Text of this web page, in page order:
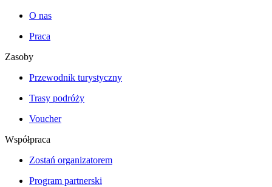
O nas
Praca
Zasoby
Przewodnik turystyczny
Trasy podróży
Voucher
Współpraca
Zostań organizatorem
Program partnerski